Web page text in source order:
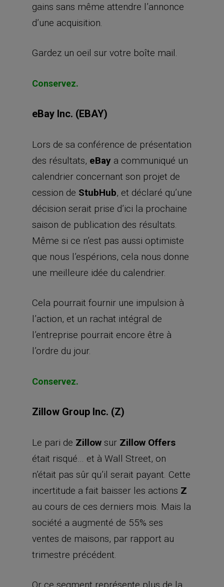
gains sans même attendre l’annonce
d’une acquisition.
Gardez un oeil sur votre boîte mail.
Conservez.
eBay Inc. (EBAY)
Lors de sa conférence de présentation
des résultats, eBay a communiqué un
calendrier concernant son projet de
cession de StubHub, et déclaré qu’une
décision serait prise d’ici la prochaine
saison de publication des résultats.
Même si ce n’est pas aussi optimiste
que nous l’espérions, cela nous donne
une meilleure idée du calendrier.
Cela pourrait fournir une impulsion à
l’action, et un rachat intégral de
l’entreprise pourrait encore être à
l’ordre du jour.
Conservez.
Zillow Group Inc. (Z)
Le pari de Zillow sur Zillow Offers
était risqué… et à Wall Street, on
n’était pas sûr qu’il serait payant. Cette
incertitude a fait baisser les actions Z
au cours de ces derniers mois. Mais la
société a augmenté de 55% ses
ventes de maisons, par rapport au
trimestre précédent.